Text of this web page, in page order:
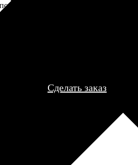
заказа к печати
могут связаться с Вами
телефону или email для
деталей.
Сделать заказ